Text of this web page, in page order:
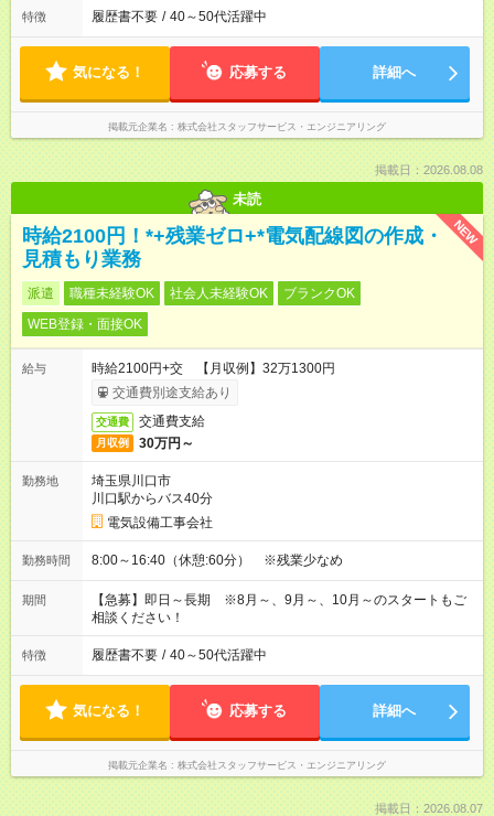
特徴 履歴書不要 / 40～50代活躍中
気になる！ 応募する 詳細へ
掲載元企業名 株式会社スタッフサービス・エンジニアリング
掲載日：2026.08.08
未読
NEW
時給2100円！*+残業ゼロ+*電気配線図の作成・
見積もり業務
派遣 職種未経験OK 社会人未経験OK
ブランクOK
WEB登録・面接OK
給与
時給2100円+交 【月収例】32万1300円
交通費別途支給あり
交通費 交通費支給
月収例 30万円～
勤務地
埼玉県川口市
川口駅からバス40分
電気設備工事会社
勤務時間 8:00～16:40（休憩:60分） ※残業少なめ
期間
【急募】即日～長期 ※8月～、9月～、10月～のスタートもご
相談ください！
特徴 履歴書不要 / 40～50代活躍中
気になる！ 応募する 詳細へ
掲載元企業名 株式会社スタッフサービス・エンジニアリング
掲載日：2026.08.07